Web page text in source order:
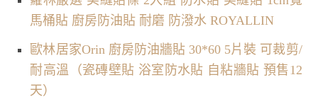
馬桶貼 廚房防油貼 耐磨 防潑水 ROYALLIN
歐林居家Orin 廚房防油牆貼 30*60 5片裝 可裁剪/
耐高溫（瓷磚壁貼 浴室防水貼 自粘牆貼 預售12
天）